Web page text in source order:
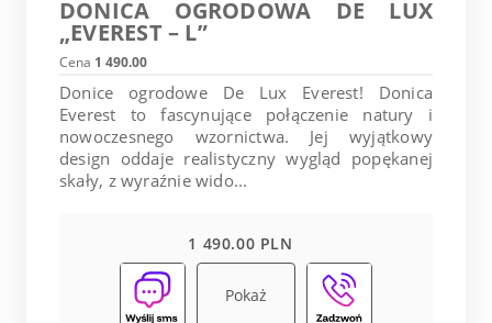
DONICA OGRODOWA DE LUX
„EVEREST – L”
Cena 1 490.00
Donice ogrodowe De Lux Everest! Donica
Everest to fascynujące połączenie natury i
nowoczesnego wzornictwa. Jej wyjątkowy
design oddaje realistyczny wygląd popękanej
skały, z wyraźnie wido...
1 490.00 PLN
Pokaż